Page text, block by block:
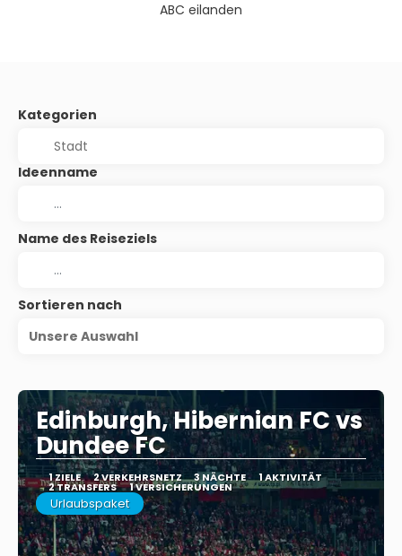
ABC eilanden
Kategorien
Ideenname
Name des Reiseziels
Sortieren nach
Unsere Auswahl
Edinburgh, Hibernian FC vs
Dundee FC
1 ZIELE 2 VERKEHRSNETZ 3 NÄCHTE 1 AKTIVITÄT
2 TRANSFERS 1 VERSICHERUNGEN
Urlaubspaket